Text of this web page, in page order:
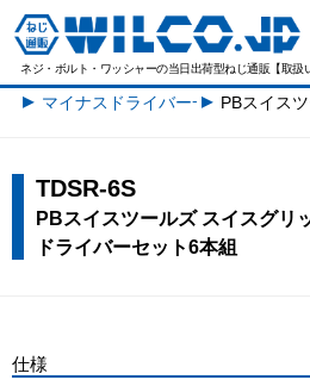
ネジ・ボルト・ワッシャーの当日出荷型ねじ通販【取扱
マイナスドライバー一覧
TDSR-6S
PBスイスツールズ スイスグリ
ドライバーセット6本組
仕様